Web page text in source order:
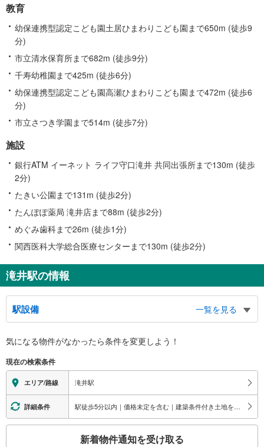
教育
幼保連携型認定こども園土居ひまわりこども園まで650m (徒歩9
分)
市立清水保育所まで682m (徒歩9分)
千寿幼稚園まで425m (徒歩6分)
幼保連携型認定こども園高瀬ひまわりこども園まで472m (徒歩6
分)
市立さつき学園まで514m (徒歩7分)
施設
銀行ATM イーネット ライフ守口滝井 共同出張所まで130m (徒歩
2分)
たきい公園まで131m (徒歩2分)
たんぽぽ薬局 滝井店まで88m (徒歩2分)
めぐみ歯科まで26m (徒歩1分)
関西医科大学総合医療センターまで130m (徒歩2分)
滝井駅の情報
駅設備
一覧を見る
※段差なしでの移動経路
地上⇔改札⇔ホーム：○
エレベータ
・各ホーム⇔改札
トイレ
《多機能トイレ》
気になる物件がなかったら条件を変更しよう！
現在の検索条件
エリア/路線 滝井駅
詳細条件 駅徒歩5分以内｜価格未定を含む｜建築条件付き土地を含む｜間取り未定を含む
新着物件通知を受け取る